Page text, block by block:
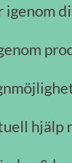
igenom
hjälp